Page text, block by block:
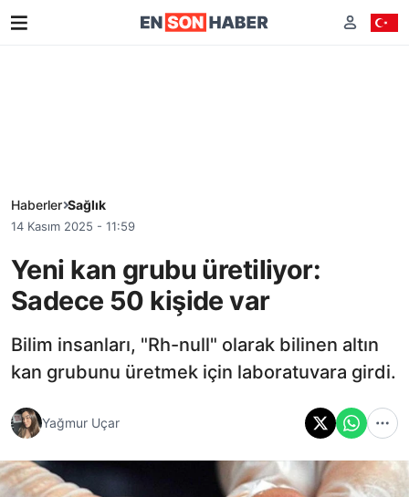
Haberler Sağlık
14 Kasım 2025 - 11:59
Yeni kan grubu üretiliyor:
Sadece 50 kişide var
Bilim insanları, "Rh-null" olarak bilinen altın
kan grubunu üretmek için laboratuvara girdi.
Yağmur Uçar